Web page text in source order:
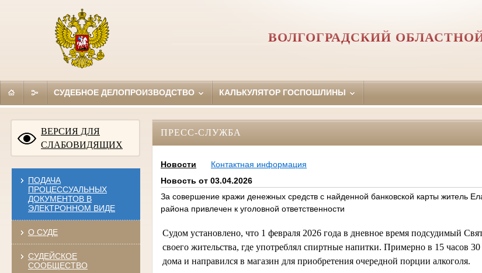
ВОЛГОГРАДСКИЙ
СУДЕБНОЕ ДЕЛОПРОИЗВОДСТВО КАЛЬКУЛЯТОР ГОСПОШЛИНЫ
ВЕРСИЯ ДЛЯ
СЛАБОВИДЯЩИХ
ПОДАЧА
ПРОЦЕССУАЛЬНЫХ
ДОКУМЕНТОВ В
ЭЛЕКТРОННОМ ВИДЕ
О СУДЕ
СУДЕЙСКОЕ
СООБЩЕСТВО
ПРЕСС-СЛУЖБА
Новости
Контактная информация
Новость от 03.04.2026
За совершение кражи денежных средств с найденной банковской карты житель
района привлечен к уголовной ответственности
Судом установлено, что 1 февраля 2026 года в дневное время подсудимый
своего жительства, где употреблял спиртные напитки. Примерно в 15 часов
дома и направился в магазин для приобретения очередной порции алкоголя.